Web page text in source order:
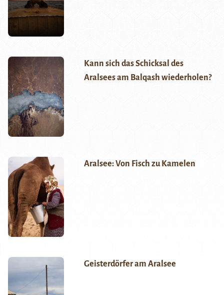
Kann sich das Schicksal des
Aralsees am Balqash wiederholen?
Aralsee: Von Fisch zu Kamelen
Geisterdörfer am Aralsee